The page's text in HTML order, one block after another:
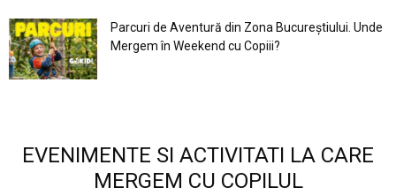
Parcuri de Aventură din Zona Bucureştiului. Unde
Mergem în Weekend cu Copiii?
EVENIMENTE SI ACTIVITATI LA CARE
MERGEM CU COPILUL